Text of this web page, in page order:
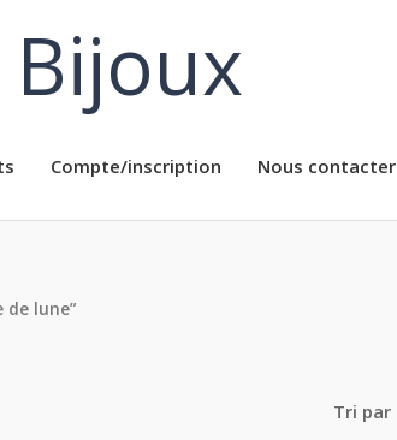
Compte/inscription Nous contacter
lune”